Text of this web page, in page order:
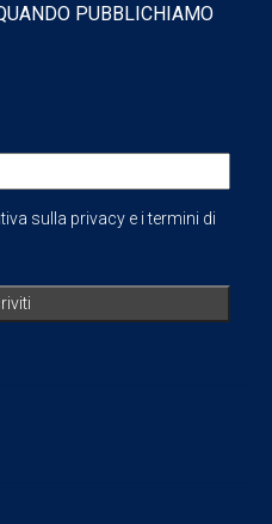
PUBBLICHIAMO
sulla privacy e i termini di